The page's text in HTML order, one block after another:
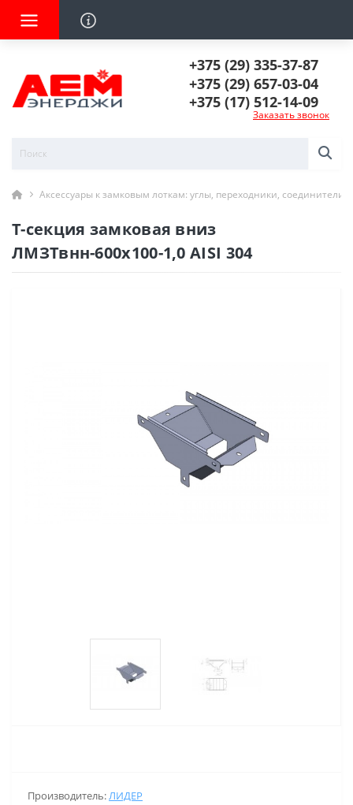
+375 (29) 335-37-87
+375 (29) 657-03-04
+375 (17) 512-14-09
Заказать звонок
Аксессуары к замковым лоткам: углы, переходники, соединители
Т-секция замковая вниз
ЛМЗТвнн-600х100-1,0 AISI 304
Производитель:ЛИДЕР